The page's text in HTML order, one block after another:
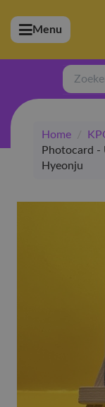
(Artiesten)
(Merchandise)
(Exclusive)
(Winkel)
Menu
Zoeken
Home /
Photocard -
Hyeonju